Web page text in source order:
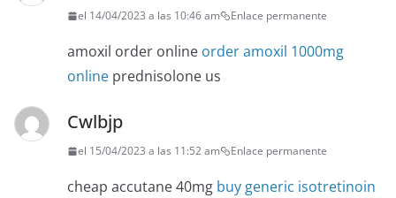
el 14/04/2023 a las 10:46 am Enlace permanente
amoxil order online order amoxil 1000mg
online prednisolone us
Cwlbjp
el 15/04/2023 a las 11:52 am Enlace permanente
cheap accutane 40mg buy generic isotretinoin